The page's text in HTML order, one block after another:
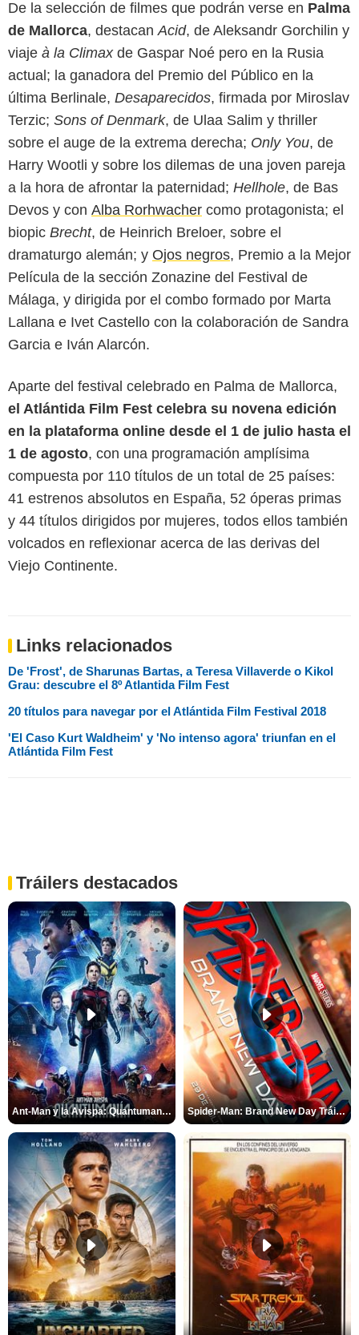
De la selección de filmes que podrán verse en Palma
de Mallorca, destacan Acid, de Aleksandr Gorchilin y
viaje à la Climaxde Gaspar Noé pero en la Rusia
actual; la ganadora del Premio del Público en la
última Berlinale, Desaparecidos, firmada por Miroslav
Terzic; Sons of Denmark, de Ulaa Salim y thriller
sobre el auge de la extrema derecha; Only You, de
Harry Wootli y sobre los dilemas de una joven pareja
a la hora de afrontar la paternidad; Hellhole, de Bas
Devos y con Alba Rorhwacher como protagonista; el
biopic Brecht, de Heinrich Breloer, sobre el
dramaturgo alemán; y Ojos negros, Premio a la Mejor
Película de la sección Zonazine del Festival de
Málaga, y dirigida por el combo formado por Marta
Lallana e Ivet Castello con la colaboración de Sandra
Garcia e Iván Alarcón.
Aparte del festival celebrado en Palma de Mallorca,
el Atlántida Film Fest celebra su novena edición
en la plataforma online desde el 1 de julio hasta el
1 de agosto, con una programación amplísima
compuesta por 110 títulos de un total de 25 países:
41 estrenos absolutos en España, 52 óperas primas
y 44 títulos dirigidos por mujeres, todos ellos también
volcados en reflexionar acerca de las derivas del
Viejo Continente.
Links relacionados
De 'Frost', de Sharunas Bartas, a Teresa Villaverde o Kikol
Grau: descubre el 8º Atlantida Film Fest
20 títulos para navegar por el Atlántida Film Festival 2018
'El Caso Kurt Waldheim' y 'No intenso agora' triunfan en el
Atlántida Film Fest
Tráilers destacados
Ant-Man y la Avispa: Quantumanía Tráiler (2) Spider-Man: Brand New Day Tráiler (3)